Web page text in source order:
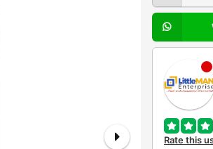
Rate this